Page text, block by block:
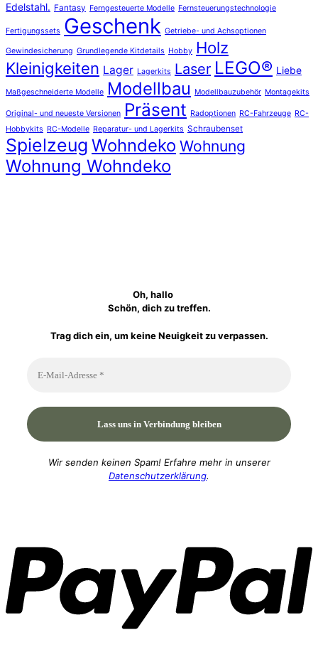
Edelstahl. Fantasy Ferngesteuerte Modelle Fernsteuerungstechnologie
Fertigungssets Geschenk Getriebe- und Achsoptionen
Gewindesicherung Grundlegende Kitdetails Hobby Holz
Kleinigkeiten Lager Lagerkits Laser LEGO® Liebe
Maßgeschneiderte Modelle Modellbau Modellbauzubehör Montagekits
Original- und neueste Versionen Präsent Radoptionen RC-Fahrzeuge RC-
Hobbykits RC-Modelle Reparatur- und Lagerkits Schraubenset
Spielzeug Wohndeko Wohnung
Wohnung Wohndeko
Oh, hallo
Schön, dich zu treffen.
Trag dich ein, um keine Neuigkeit zu verpassen.
Wir senden keinen Spam! Erfahre mehr in unserer
Datenschutzerklärung.